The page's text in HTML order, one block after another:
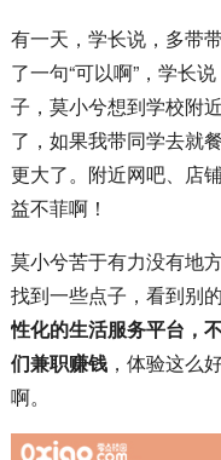
有一天，学长说，多带
了一句“可以啊”，学长
子，莫小兮想到学校附
了，如果我带同学去就
更大了。附近网吧、店
益不菲啊！
莫小兮苦于有力没有地
找到一些点子，看到别
性化的生活服务平台，
们兼职赚钱，体验这么
啊。